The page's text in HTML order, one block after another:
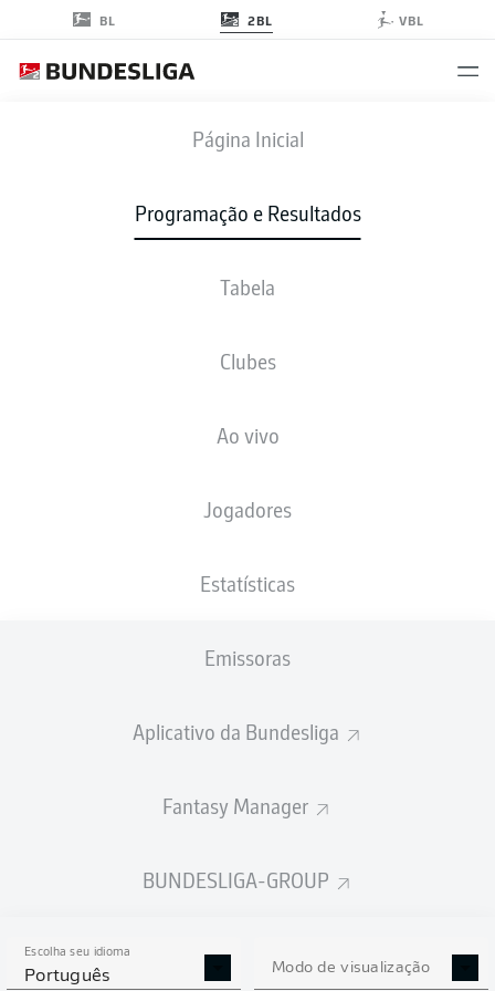
BL 2BL VBL
Página Inicial
Programação e Resultados
Tabela
Clubes
Ao vivo
Jogadores
Estatísticas
Emissoras
Aplicativo da Bundesliga
Fantasy Manager
BUNDESLIGA-GROUP
Escolha seu idioma
Português Modo de visualização
H96 WOB
ESCALAÇÕES
0